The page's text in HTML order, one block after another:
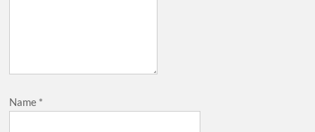
Name *